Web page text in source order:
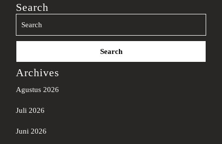
Search
Search
Archives
Agustus 2026
Juli 2026
Juni 2026